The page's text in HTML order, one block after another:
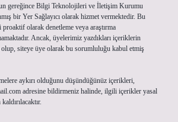
gereğince Bilgi Teknolojileri ve İletişim Kurumu
bir Yer Sağlayıcı olarak hizmet vermektedir. Bu
olarak denetleme veya araştırma
Ancak, üyelerimiz yazdıkları içeriklerin
siteye üye olarak bu sorumluluğu kabul etmiş
aykırı olduğunu düşündüğünüz içerikleri,
adresine bildirmeniz halinde, ilgili içerikler yasal